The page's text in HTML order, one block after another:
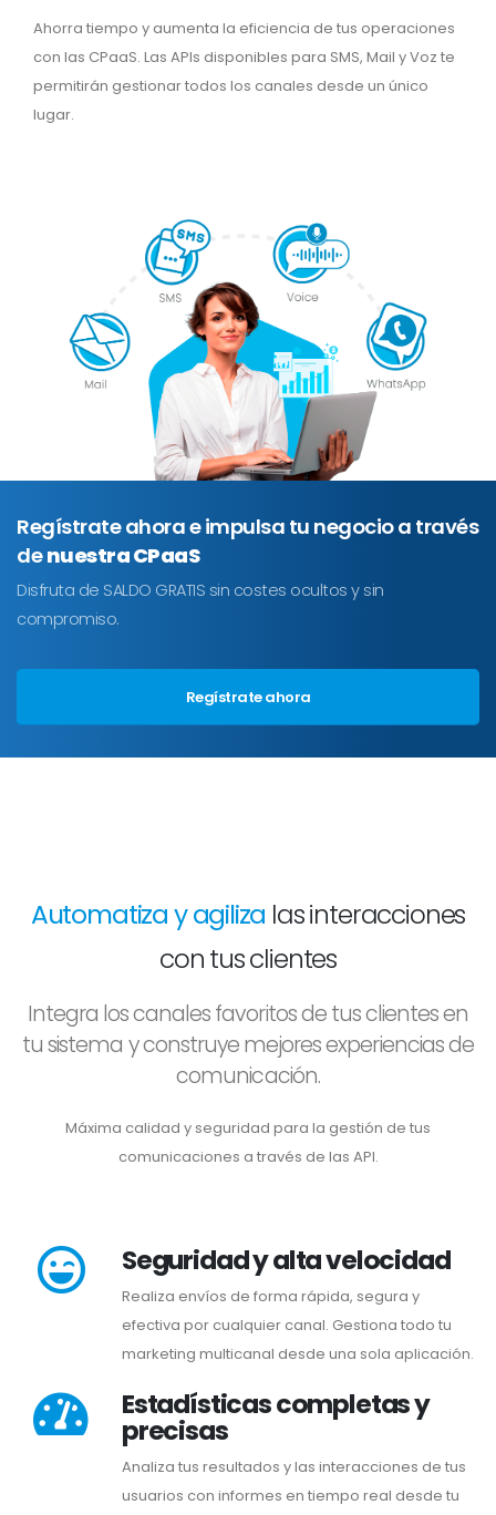
Ahorra tiempo y aumenta la eficiencia de tus operaciones
con las CPaaS. Las APIs disponibles para SMS, Mail y Voz te
permitirán gestionar todos los canales desde un único
lugar.
Regístrate ahora e impulsa tu negocio a través
denuestra CPaaS
Disfruta de SALDO GRATIS sin costes ocultos y sin
compromiso.
Regístrate ahora
Automatiza y agiliza las interacciones
con tus clientes
Integra los canales favoritos de tus clientes en
tu sistema y construye mejores experiencias de
comunicación.
Máxima calidad y seguridad para la gestión de tus
comunicaciones a través de las API.
Seguridad y alta velocidad
Realiza envíos de forma rápida, segura y
efectiva por cualquier canal. Gestiona todo tu
marketing multicanal desde una sola aplicación.
Estadísticas completas y
precisas
Analiza tus resultados y las interacciones de tus
usuarios con informes en tiempo real desde tu